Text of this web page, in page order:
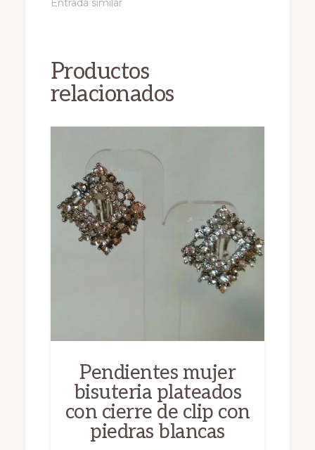
Entrada similar
Productos
relacionados
Pendientes mujer
bisuteria plateados
con cierre de clip con
piedras blancas